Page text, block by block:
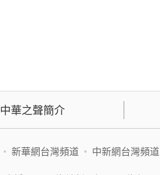
中華之聲簡介
• 新華網台灣頻道 • 中新網台灣頻道